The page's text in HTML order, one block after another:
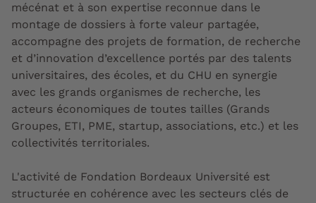
mécénat et à son expertise reconnue dans le
montage de dossiers à forte valeur partagée,
accompagne des projets de formation, de recherche
et d’innovation d’excellence portés par des talents
universitaires, des écoles, et du CHU en synergie
avec les grands organismes de recherche, les
acteurs économiques de toutes tailles (Grands
Groupes, ETI, PME, startup, associations, etc.) et les
collectivités territoriales.
L'activité de Fondation Bordeaux Université est
structurée en cohérence avec les secteurs clés de